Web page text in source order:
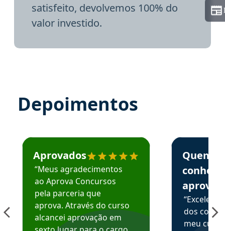
satisfeito, devolvemos 100% do
valor investido.
Depoimentos
Estudante José recomenda o Aprova Concursos em
Aprovados
“Meus agradecimentos
ao Aprova Concursos
pela parceria que
aprova. Através do curso
alcancei aprovação em
Estudante
Quem
aprova
dos
meu